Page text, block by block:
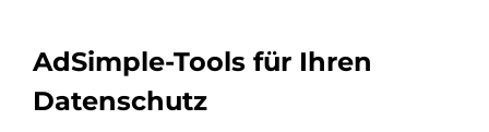
AdSimple-Tools für Ihren
Datenschutz